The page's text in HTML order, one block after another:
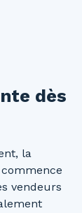
dès
la
vendeurs